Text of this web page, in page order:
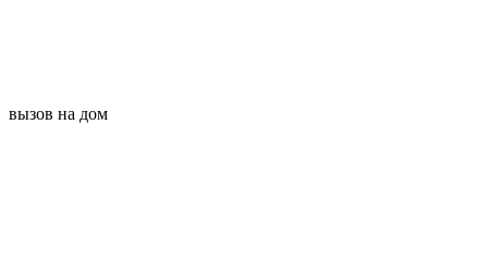
вызов на дом